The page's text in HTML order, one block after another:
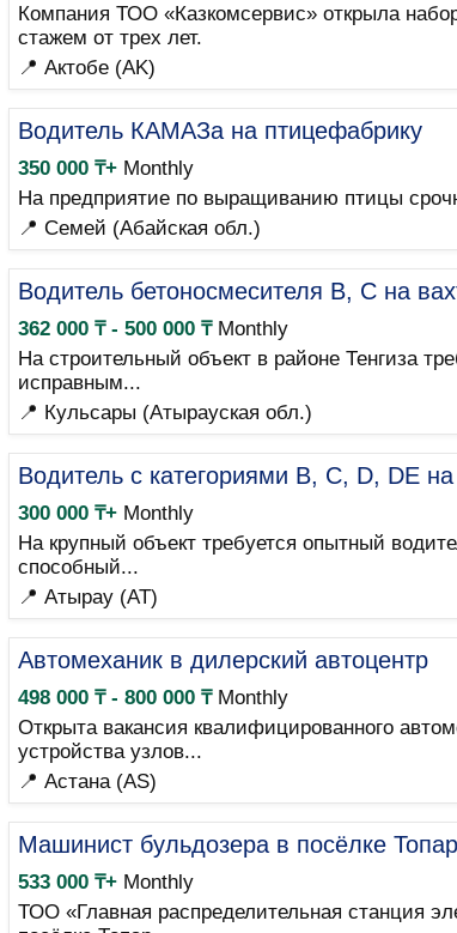
Компания ТОО «Казкомсервис» открыла
стажем от трех лет.
📍 Актобе (AK)
Водитель КАМАЗа на птицефабрику
350 000 ₸+ Monthly
На предприятие по выращиванию птицы
📍 Семей (Абайская обл.)
Водитель бетоносмесителя B, C на
362 000 ₸ - 500 000 ₸Monthly
На строительный объект в районе Тенгиза
исправным...
📍 Кульсары (Атырауская обл.)
Водитель с категориями B, C, D, DE на
300 000 ₸+ Monthly
На крупный объект требуется опытный
способный...
📍 Атырау (AT)
Автомеханик в дилерский автоцентр
498 000 ₸ - 800 000 ₸Monthly
Открыта вакансия квалифицированного
устройства узлов...
📍 Астана (AS)
Машинист бульдозера в посёлке Топар
533 000 ₸+ Monthly
ТОО «Главная распределительная станция